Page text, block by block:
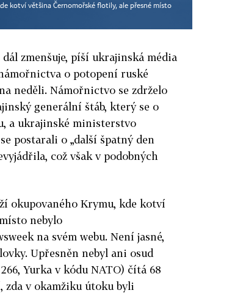
kotví většina Černomořské flotily, ale přesné místo
zmenšuje, píší ukrajinská média
o potopení ruské
neděli. Námořnictvo se zdrželo
generální štáb, který se o
a ukrajinské ministerstvo
postarali o „další špatný den
což však v podobných
okupovaného Krymu, kde kotví
nebylo
na svém webu. Není jasné,
Upřesněn nebyl ani osud
Yurka v kódu NATO) čítá 68
zda v okamžiku útoku byli